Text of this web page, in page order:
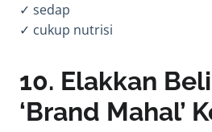
✓ sedap
✓ cukup nutrisi
10. Elakkan
‘Brand Mahal’